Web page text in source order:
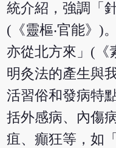
統介紹，強調「
(《靈樞‧官能》)
亦從北方來」(《
明灸法的產生與
活習俗和發病特
括外感病、內傷
疽、癲狂等，如